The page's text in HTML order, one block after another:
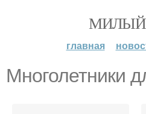
главная
Многолетники